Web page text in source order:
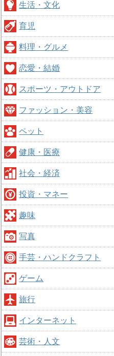
生活・文化
育児
料理・グルメ
恋愛・結婚
スポーツ・アウトドア
ファッション・美容
ペット
健康・医療
社会・経済
投資・マネー
趣味
写真
手芸・ハンドクラフト
ゲーム
旅行
インターネット
芸術・人文